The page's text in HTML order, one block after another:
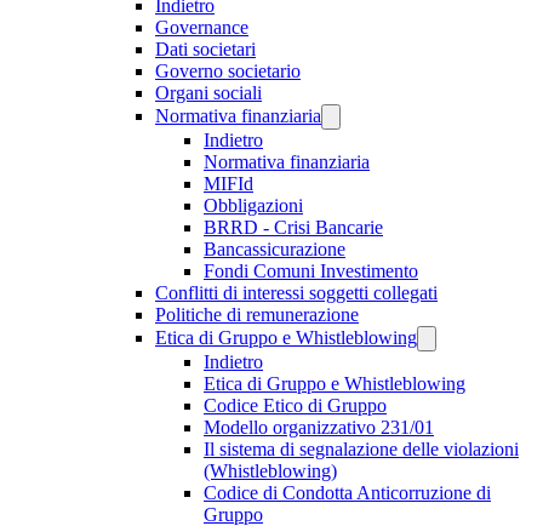
Indietro
Governance
Dati societari
Governo societario
Organi sociali
Normativa finanziaria
Indietro
Normativa finanziaria
MIFId
Obbligazioni
BRRD - Crisi Bancarie
Bancassicurazione
Fondi Comuni Investimento
Conflitti di interessi soggetti collegati
Politiche di remunerazione
Etica di Gruppo e Whistleblowing
Indietro
Etica di Gruppo e Whistleblowing
Codice Etico di Gruppo
Modello organizzativo 231/01
Il sistema di segnalazione delle violazioni
(Whistleblowing)
Codice di Condotta Anticorruzione di
Gruppo